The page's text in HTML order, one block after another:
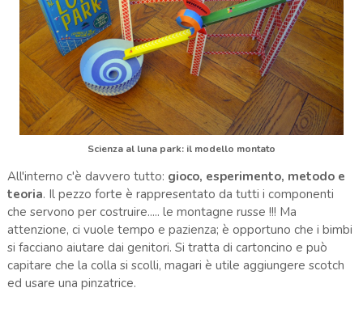
Scienza al luna park: il modello montato
All'interno c'è davvero tutto: gioco, esperimento, metodo e
teoria. Il pezzo forte è rappresentato da tutti i componenti
che servono per costruire..... le montagne russe !!! Ma
attenzione, ci vuole tempo e pazienza; è opportuno che i bimbi
si facciano aiutare dai genitori. Si tratta di cartoncino e può
capitare che la colla si scolli, magari è utile aggiungere scotch
ed usare una pinzatrice.